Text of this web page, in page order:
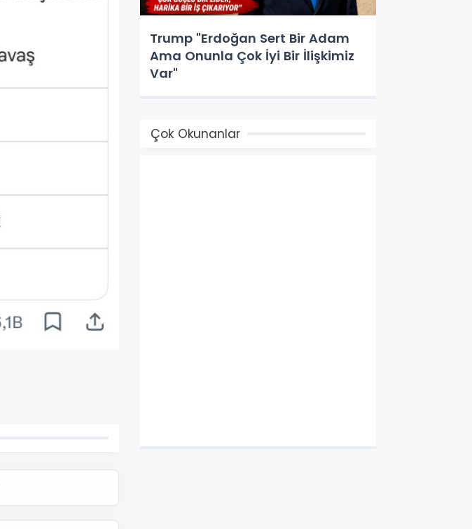
Trump "Erdoğan Sert Bir Adam
Ama Onunla Çok İyi Bir İlişkimiz
Var"
Çok Okunanlar